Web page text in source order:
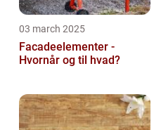
03 march 2025
Facadeelementer -
Hvornår og til hvad?